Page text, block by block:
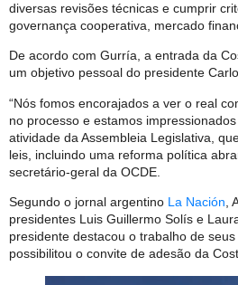
diversas revisões técnicas e cumprir
governança cooperativa, mercado
De acordo com Gurría, a entrada da
um objetivo pessoal do presidente
“Nós fomos encorajados a ver o real
no processo e estamos
atividade da Assembleia Legislativa,
leis, incluindo uma reforma política
secretário-geral da OCDE.
Segundo o jornal argentino La Nación,
presidentes Luis Guillermo Solís e
presidente destacou o trabalho de
possibilitou o convite de adesão da